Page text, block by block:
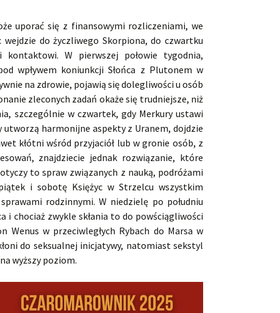
uporać się z finansowymi rozliczeniami, we
do życzliwego Skorpiona, do czwartku
W pierwszej połowie tygodnia,
wpływem koniunkcji Słońca z Plutonem w
na zdrowie, pojawią się dolegliwości u osób
zleconych zadań okaże się trudniejsze, niż
szczególnie w czwartek, gdy Merkury ustawi
utworzą harmonijne aspekty z Uranem, dojdzie
kłótni wśród przyjaciół lub w gronie osób, z
znajdziecie jednak rozwiązanie, które
to spraw związanych z nauką, podróżami
i sobotę Księżyc w Strzelcu wszystkim
rodzinnymi. W niedzielę po południu
i chociaż zwykle skłania to do powściągliwości
w przeciwległych Rybach do Marsa w
do seksualnej inicjatywy, natomiast sekstyl
wyższy poziom.